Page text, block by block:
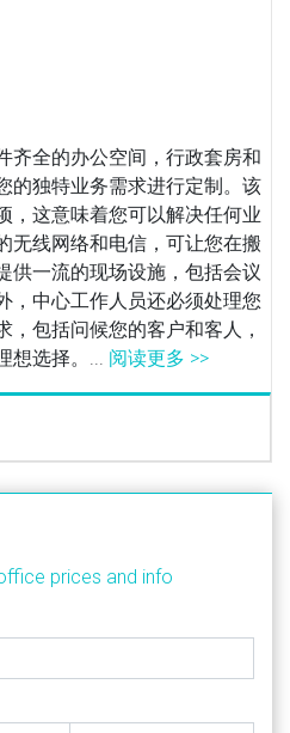
齐全的办公空间，行政套房和
的独特业务需求进行定制。该
，这意味着您可以解决任何业
无线网络和电信，可让您在搬
供一流的现场设施，包括会议
，中心工作人员还必须处理您
，包括问候您的客户和客人，
想选择。... 阅读更多 >>
prices and info